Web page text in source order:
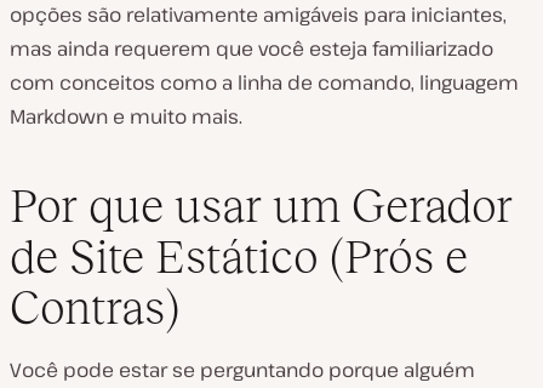
opções são relativamente amigáveis para iniciantes,
mas ainda requerem que você esteja familiarizado
com conceitos como a linha de comando, linguagem
Markdown e muito mais.
Por que usar um Gerador
de Site Estático (Prós e
Contras)
Você pode estar se perguntando porque alguém